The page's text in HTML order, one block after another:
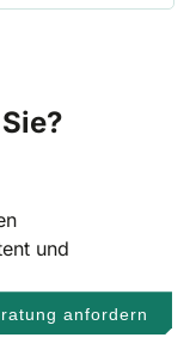
und
anfordern